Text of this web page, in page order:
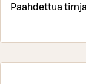
Paahdettua